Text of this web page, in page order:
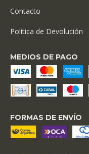
Contacto
Política de Devolución
MEDIOS DE PAGO
FORMAS DE ENVÍO